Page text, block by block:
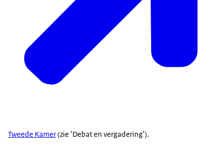
Tweede Kamer(zie ‘Debat en vergadering’).